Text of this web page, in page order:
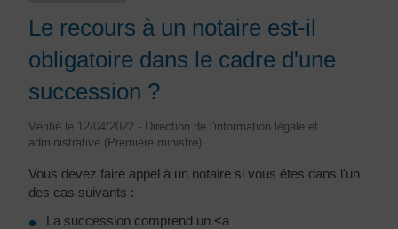
Le recours à un notaire est-il
obligatoire dans le cadre d'une
succession ?
Vérifié le 12/04/2022 - Direction de l'information légale et
administrative (Première ministre)
Vous devez faire appel à un notaire si vous êtes dans l'un
des cas suivants :
La succession comprend un <a